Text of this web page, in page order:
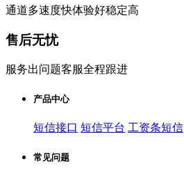
通道多速度快体验好稳定高
售后无忧
服务出问题客服全程跟进
产品中心
短信接口 短信平台 工资条短信
常见问题